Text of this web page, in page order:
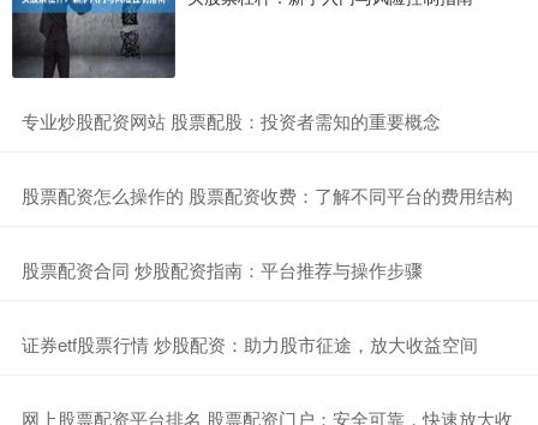
​专业炒股配资网站 股票配股：投资者需知的重要概念
​股票配资怎么操作的 股票配资收费：了解不同平台的费用结构
​股票配资合同 炒股配资指南：平台推荐与操作步骤
​证券etf股票行情 炒股配资：助力股市征途，放大收益空间
​网上股票配资平台排名 股票配资门户：安全可靠，快速放大收